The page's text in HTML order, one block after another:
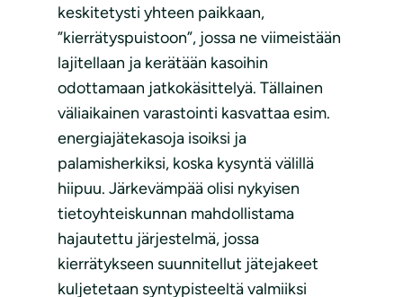
keskitetysti yhteen paikkaan,
”kierrätyspuistoon”, jossa ne viimeistään
lajitellaan ja kerätään kasoihin
odottamaan jatkokäsittelyä. Tällainen
väliaikainen varastointi kasvattaa esim.
energiajätekasoja isoiksi ja
palamisherkiksi, koska kysyntä välillä
hiipuu. Järkevämpää olisi nykyisen
tietoyhteiskunnan mahdollistama
hajautettu järjestelmä, jossa
kierrätykseen suunnitellut jätejakeet
kuljetetaan syntypisteeltä valmiiksi